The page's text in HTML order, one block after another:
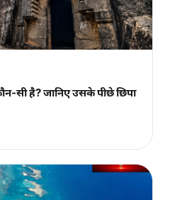
सी है? जानिए उसके पीछे छिपा